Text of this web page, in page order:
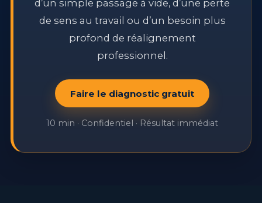
d’un simple passage à vide, d’une perte
de sens au travail ou d’un besoin plus
profond de réalignement
professionnel.
Faire le diagnostic gratuit
10 min · Confidentiel · Résultat immédiat